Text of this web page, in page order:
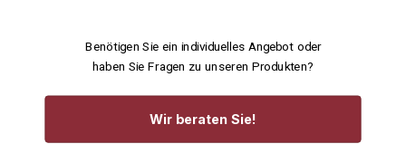
Benötigen Sie ein individuelles Angebot oder
haben Sie Fragen zu unseren Produkten?
Wir beraten Sie!